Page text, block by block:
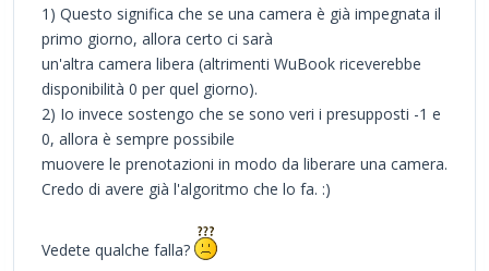
1) Questo significa che se una camera è già impegnata il
primo giorno, allora certo ci sarà
un'altra camera libera (altrimenti WuBook riceverebbe
disponibilità 0 per quel giorno).
2) Io invece sostengo che se sono veri i presupposti -1 e
0, allora è sempre possibile
muovere le prenotazioni in modo da liberare una camera.
Credo di avere già l'algoritmo che lo fa. :)
Vedete qualche falla?